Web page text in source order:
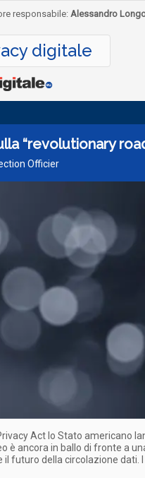
responsabile: Alessandro
digitale
“revolutionary
Officier
Act lo Stato americano
è ancora in ballo di fronte a
il futuro della circolazione dati.